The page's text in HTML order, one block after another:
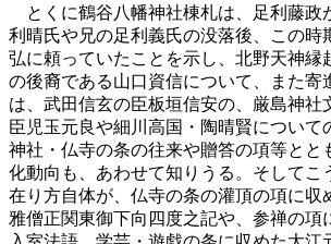
とくに鶴谷八幡神社棟札は、足利藤政
利晴氏や兄の足利義氏の没落後、この時
弘に頼っていたことを示し、北野天神縁
の後裔である山口資信について、また寄
は、武田信玄の臣板垣信安の、厳島神社
臣児玉元良や細川高国・陶晴賢について
神社・仏寺の条の往来や贈答の項等とと
化動向も、あわせて知りうる。そしてこ
在り方自体が、仏寺の条の灌頂の項に収
雅僧正関東御下向四度之記や、参禅の項